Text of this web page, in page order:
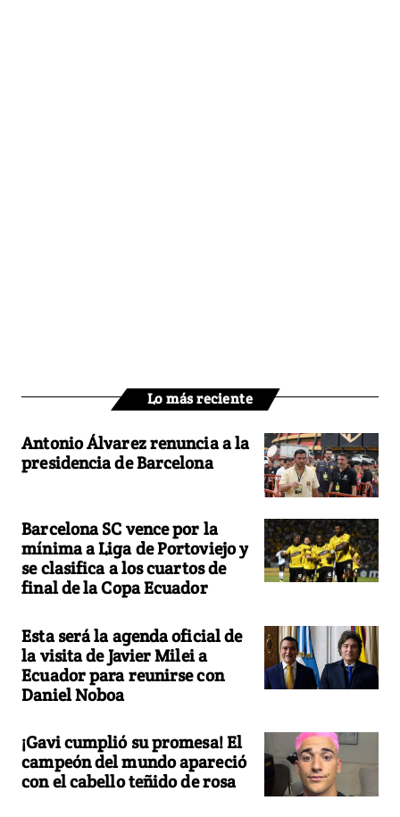
Lo más reciente
Antonio Álvarez renuncia a la
presidencia de Barcelona
Barcelona SC vence por la
mínima a Liga de Portoviejo y
se clasifica a los cuartos de
final de la Copa Ecuador
Esta será la agenda oficial de
la visita de Javier Milei a
Ecuador para reunirse con
Daniel Noboa
¡Gavi cumplió su promesa! El
campeón del mundo apareció
con el cabello teñido de rosa